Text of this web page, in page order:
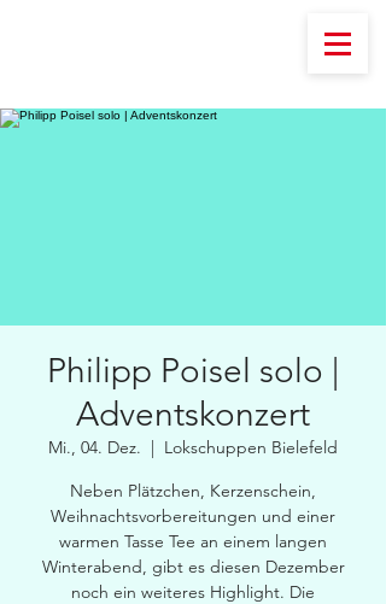
Philipp Poisel solo |
Adventskonzert
Mi., 04. Dez.
  |
Lokschuppen Bielefeld
Neben Plätzchen, Kerzenschein,
Weihnachtsvorbereitungen und einer
warmen Tasse Tee an einem langen
Winterabend, gibt es diesen Dezember
noch ein weiteres Highlight. Die